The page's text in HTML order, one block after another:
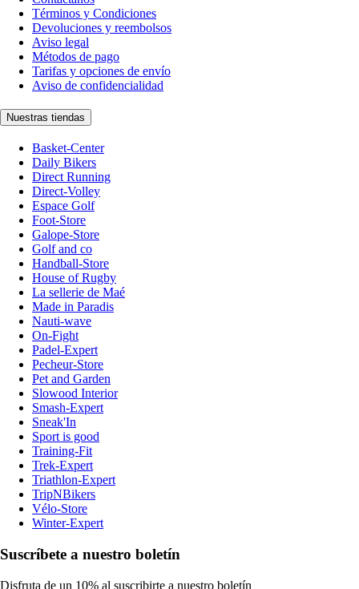
Términos y Condiciones
Devoluciones y reembolsos
Aviso legal
Métodos de pago
Tarifas y opciones de envío
Aviso de confidencialidad
Nuestras tiendas
Basket-Center
Daily Bikers
Direct Running
Direct-Volley
Espace Golf
Foot-Store
Galope-Store
Golf and co
Handball-Store
House of Rugby
La sellerie de Maé
Made in Paradis
Nauti-wave
On-Fight
Padel-Expert
Pecheur-Store
Pet and Garden
Slowood Interior
Smash-Expert
Sneak'In
Sport is good
Training-Fit
Trek-Expert
Triathlon-Expert
TripNBikers
Vélo-Store
Winter-Expert
Suscríbete a nuestro boletín
Disfruta de un 10% al suscribirte a nuestro boletín